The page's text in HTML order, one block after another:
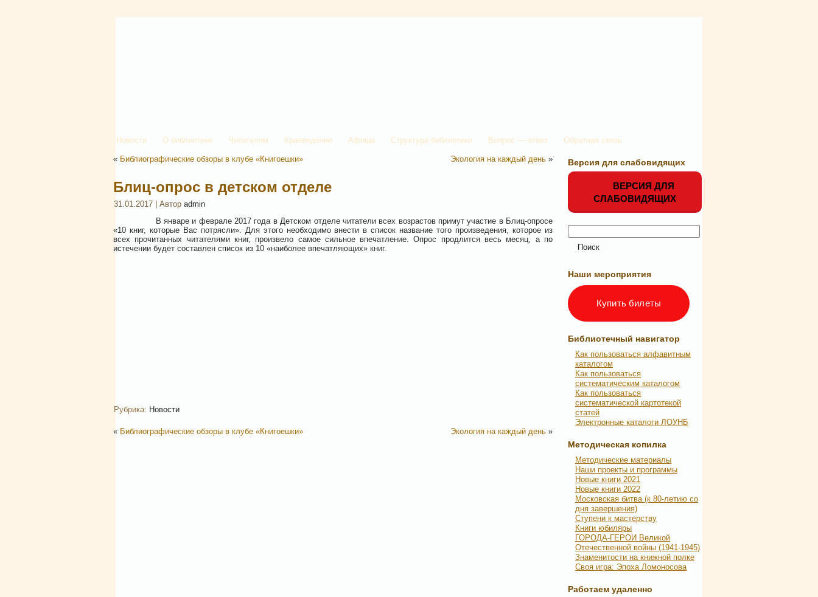
Новости О библиотеке Читателям Краеведение Афиша Структура библиотеки Вопрос — ответ Обратная связь
« Библиографические обзоры в клубе «Книгоешки» Экология на каждый день »
Блиц-опрос в детском отделе
31.01.2017 | Автор admin
В январе и феврале 2017 года в Детском отделе читатели всех возрастов примут участие в Блиц-опросе
«10 книг, которые Вас потрясли». Для этого необходимо внести в список название того произведения, которое из
всех прочитанных читателями книг, произвело самое сильное впечатление. Опрос продлится весь месяц, а по
истечении будет составлен список из 10 «наиболее впечатляющих» книг.
Рубрика: Новости
« Библиографические обзоры в клубе «Книгоешки» Экология на каждый день »
Версия для слабовидящих
ВЕРСИЯ ДЛЯ
СЛАБОВИДЯЩИХ
Наши мероприятия
Купить билеты
Библиотечный навигатор
Как пользоваться алфавитным
каталогом
Как пользоваться
систематическим каталогом
Как пользоваться
систематической картотекой
статей
Электронные каталоги ЛОУНБ
Методическая копилка
Методические материалы
Наши проекты и программы
Новые книги 2021
Новые книги 2022
Московская битва (к 80-летию со
дня завершения)
Ступени к мастерству
Книги юбиляры
ГОРОДА-ГЕРОИ Великой
Отечественной войны (1941-1945)
Знаменитости на книжной полке
Своя игра: Эпоха Ломоносова
Работаем удаленно